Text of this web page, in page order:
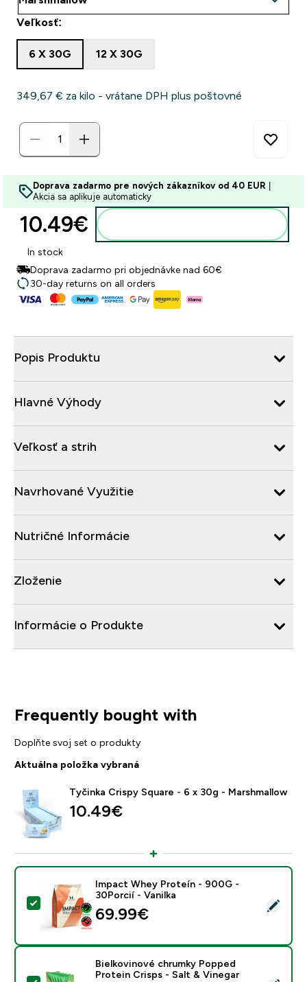
Veľkosť:
6 X 30G 12 X 30G
349,67 €‎ za kilo - vrátane DPH plus poštovné
Doprava zadarmo pre nových zákazníkov od 40 EUR
Akcia sa aplikuje automaticky
10.49€‎
In stock
Doprava zadarmo pri objednávke nad 60€
30-day returns on all orders
Popis Produktu
Hlavné Výhody
Veľkosť a strih
Navrhované Využitie
Nutričné Informácie
Zloženie
Informácie o Produkte
Frequently bought with
Doplňte svoj set o produkty
Aktuálna položka vybraná
Tyčinka Crispy Square - 6 x 30g - Marshmallow
10.49€‎
Vybrať tento produkt - Impact Whey Proteín - 900G
Impact Whey Proteín - 900G -
30Porcií - Vanilka
69.99€‎
Bielkovinové chrumky Popped
Protein Crisps - Salt & Vinegar